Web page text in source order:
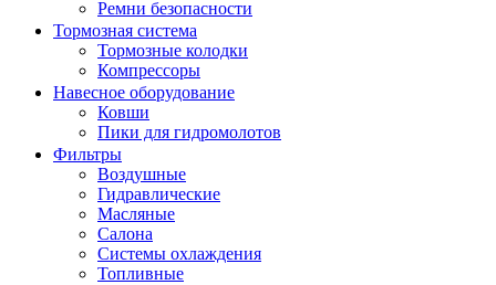
Ремни безопасности
Тормозная система
Тормозные колодки
Компрессоры
Навесное оборудование
Ковши
Пики для гидромолотов
Фильтры
Воздушные
Гидравлические
Масляные
Салона
Системы охлаждения
Топливные